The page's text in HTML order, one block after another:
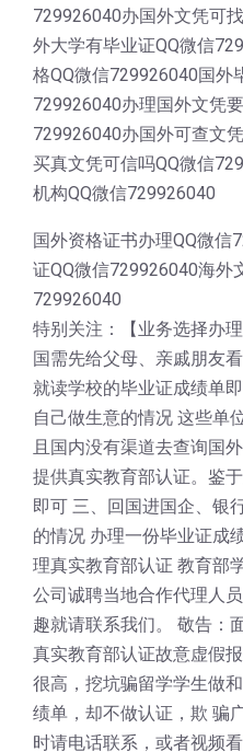
729926040办国外文凭可
外大学有毕业证QQ微信
格QQ微信729926040国外
729926040办理国外文凭
729926040办国外可查文
买真文凭可信吗QQ微信
机构QQ微信729926040
国外资格证书办理QQ微信
证QQ微信729926040海外
729926040
特别关注：【业务选择办
国需先给父母、亲戚朋友
就读学校的毕业证成绩单
自己做生意的情况 这些单
且国内没有渠道去查询国
提供真实教育部认证。鉴
即可 三、回国进国企、银
的情况 办理一份毕业证成
理真实教育部认证 教育部
公司诚聘当地合作代理人
趣就请联系我们。 敬告：
真实教育部认证故意虚假
很高，挖坑骗留学学生做
绩单，却不做认证，欺 骗
时请电话联系，或者视频